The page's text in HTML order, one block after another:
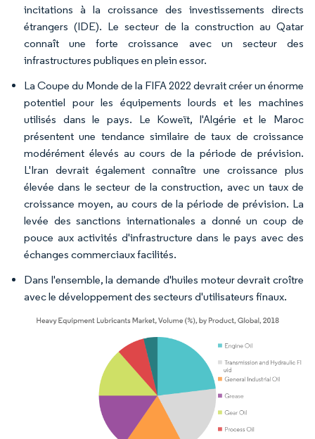
incitations à la croissance des investissements directs
étrangers (IDE). Le secteur de la construction au Qatar
connaît une forte croissance avec un secteur des
infrastructures publiques en plein essor.
La Coupe du Monde de la FIFA 2022 devrait créer un énorme
potentiel pour les équipements lourds et les machines
utilisés dans le pays. Le Koweït, l'Algérie et le Maroc
présentent une tendance similaire de taux de croissance
modérément élevés au cours de la période de prévision.
L'Iran devrait également connaître une croissance plus
élevée dans le secteur de la construction, avec un taux de
croissance moyen, au cours de la période de prévision. La
levée des sanctions internationales a donné un coup de
pouce aux activités d'infrastructure dans le pays avec des
échanges commerciaux facilités.
Dans l'ensemble, la demande d'huiles moteur devrait croître
avec le développement des secteurs d'utilisateurs finaux.